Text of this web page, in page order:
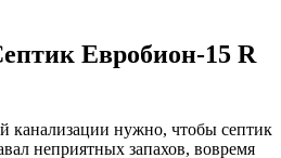
Евробион-15 R
канализации нужно, чтобы септик
неприятных запахов, вовремя